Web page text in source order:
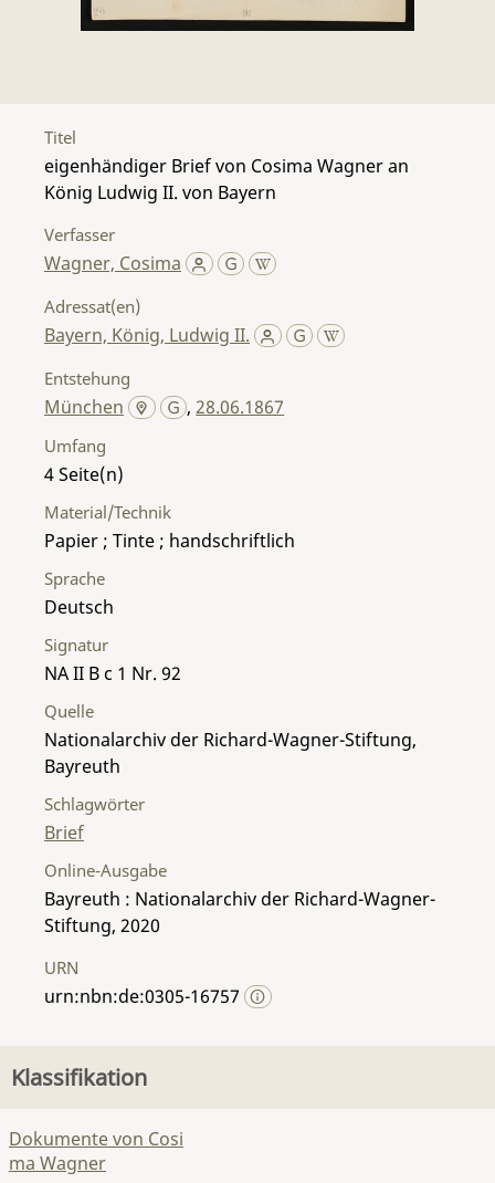
Titel
eigenhändiger Brief von Cosima Wagner an
König Ludwig II. von Bayern
Verfasser
Wagner, Cosima
Adressat(en)
Bayern, König, Ludwig II.
Entstehung
München ,28.06.1867
Umfang
4
Material/Technik
Papier ; Tinte ; handschriftlich
Sprache
Deutsch
Signatur
NA II B c 1 Nr. 92
Quelle
Nationalarchiv der Richard-Wagner-Stiftung,
Bayreuth
Schlagwörter
Brief
Online-Ausgabe
Bayreuth : Nationalarchiv der Richard-Wagner-
Stiftung, 2020
URN
urn:nbn:de:0305-16757
Klassifikation
Dokumente von Cosi
ma Wagner